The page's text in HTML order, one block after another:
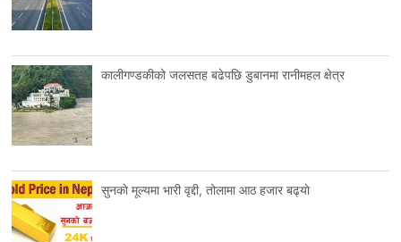
कालीगण्डकीको जलसतह बढेपछि डुबानमा रानीमहल क्षेत्र
सुनकाे मूल्यमा भारी वृद्दी, तोलामा आठ हजार बढ्याे